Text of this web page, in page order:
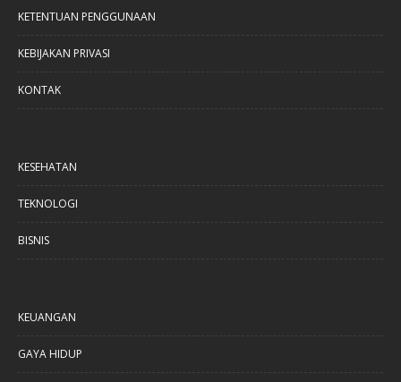
KETENTUAN PENGGUNAAN
KEBIJAKAN PRIVASI
KONTAK
KESEHATAN
TEKNOLOGI
BISNIS
KEUANGAN
GAYA HIDUP